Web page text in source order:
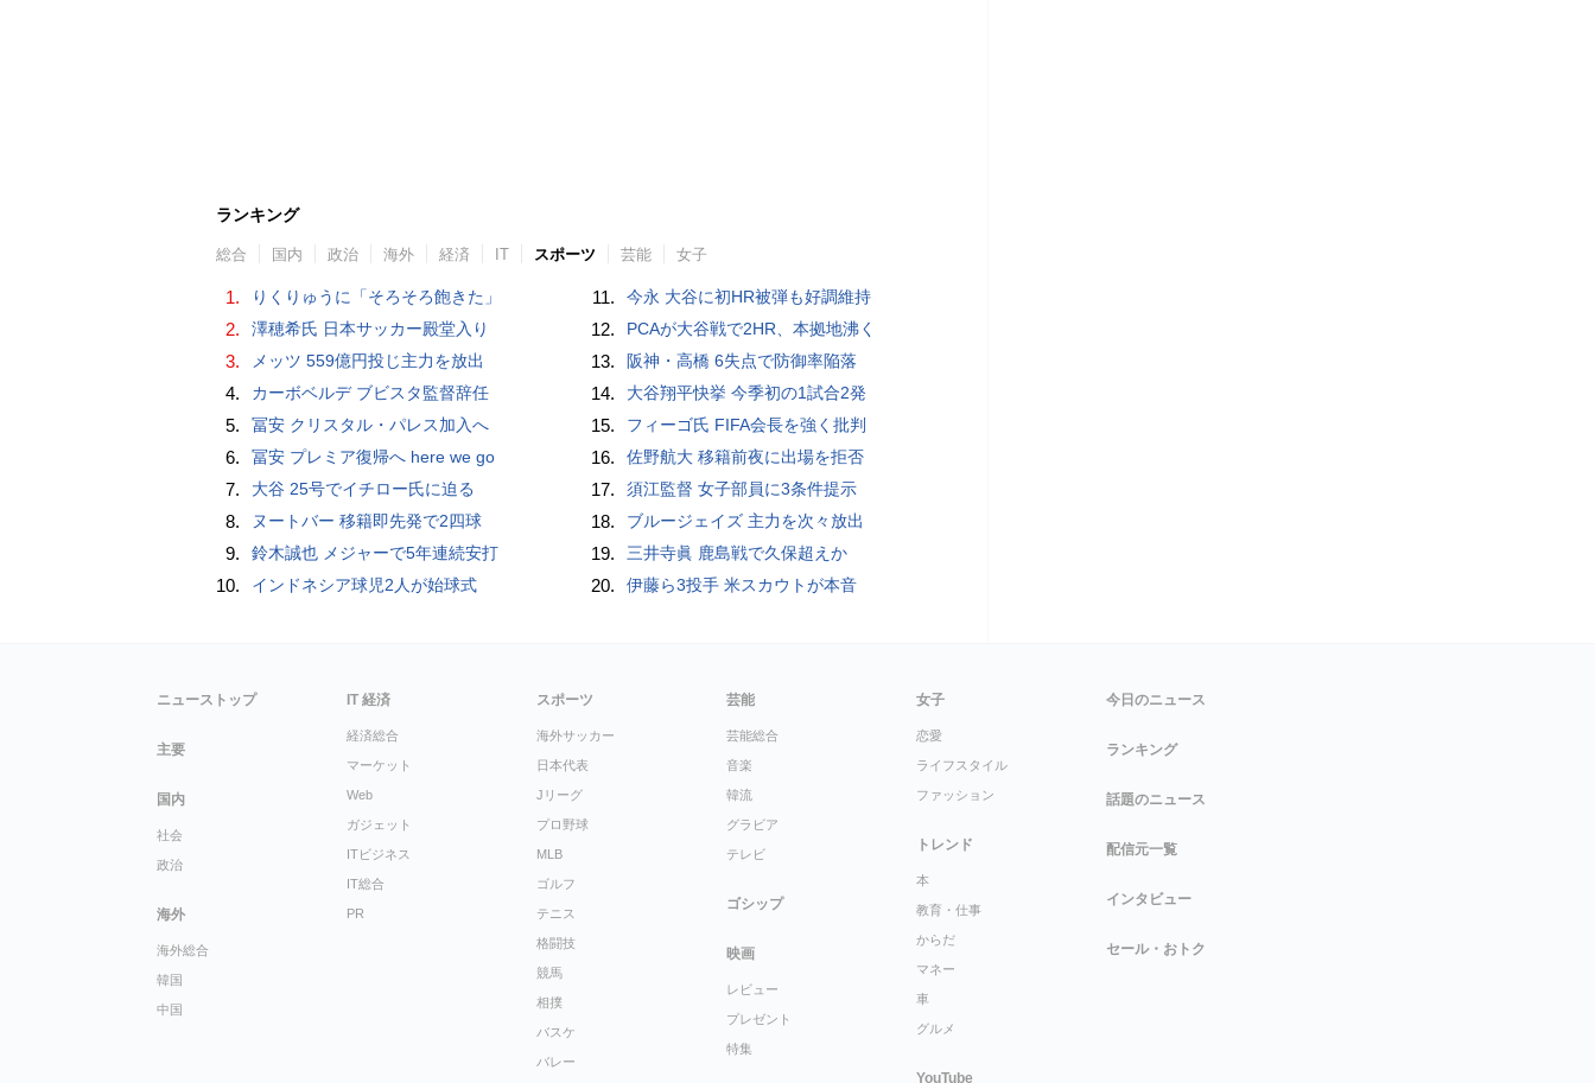
ランキング
総合 国内 政治 海外 経済 IT スポーツ 芸能 女子
1. りくりゅうに「そろそろ飽きた」
2. 澤穂希氏 日本サッカー殿堂入り
3. メッツ 559億円投じ主力を放出
4. カーボベルデ ブビスタ監督辞任
5. 冨安 クリスタル・パレス加入へ
6. 冨安 プレミア復帰へ here we go
7. 大谷 25号でイチロー氏に迫る
8. ヌートバー 移籍即先発で2四球
9. 鈴木誠也 メジャーで5年連続安打
10. インドネシア球児2人が始球式
11. 今永 大谷に初HR被弾も好調維持
12. PCAが大谷戦で2HR、本拠地沸く
13. 阪神・高橋 6失点で防御率陥落
14. 大谷翔平快挙 今季初の1試合2発
15. フィーゴ氏 FIFA会長を強く批判
16. 佐野航大 移籍前夜に出場を拒否
17. 須江監督 女子部員に3条件提示
18. ブルージェイズ 主力を次々放出
19. 三井寺眞 鹿島戦で久保超えか
20. 伊藤ら3投手 米スカウトが本音
ニューストップ
主要
国内
社会
政治
海外
海外総合
韓国
中国
IT 経済
経済総合
マーケット
Web
ガジェット
ITビジネス
IT総合
PR
スポーツ
海外サッカー
日本代表
Jリーグ
プロ野球
MLB
ゴルフ
テニス
格闘技
競馬
相撲
バスケ
バレー
芸能
芸能総合
音楽
韓流
グラビア
テレビ
ゴシップ
映画
レビュー
プレゼント
特集
女子
恋愛
ライフスタイル
ファッション
トレンド
本
教育・仕事
からだ
マネー
車
グルメ
YouTube
今日のニュース
ランキング
話題のニュース
配信元一覧
インタビュー
セール・おトク